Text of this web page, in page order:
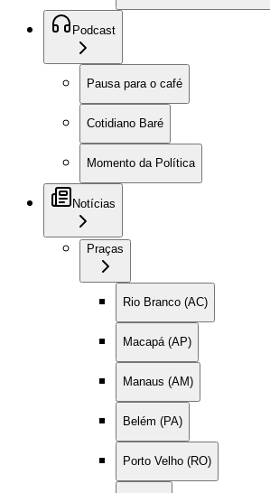
Podcast
Pausa para o café
Cotidiano Baré
Momento da Política
Notícias
Praças
Rio Branco (AC)
Macapá (AP)
Manaus (AM)
Belém (PA)
Porto Velho (RO)